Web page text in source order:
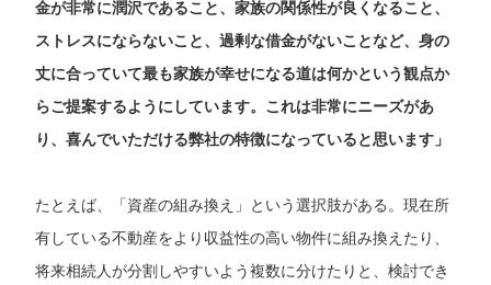
金が非常に潤沢であること、家族の関係性が良くなること、
ストレスにならないこと、過剰な借金がないことなど、身の
丈に合っていて最も家族が幸せになる道は何かという観点か
らご提案するようにしています。これは非常にニーズがあ
り、喜んでいただける弊社の特徴になっていると思います」
たとえば、「資産の組み換え」という選択肢がある。現在所
有している不動産をより収益性の高い物件に組み換えたり、
将来相続人が分割しやすいよう複数に分けたりと、検討でき